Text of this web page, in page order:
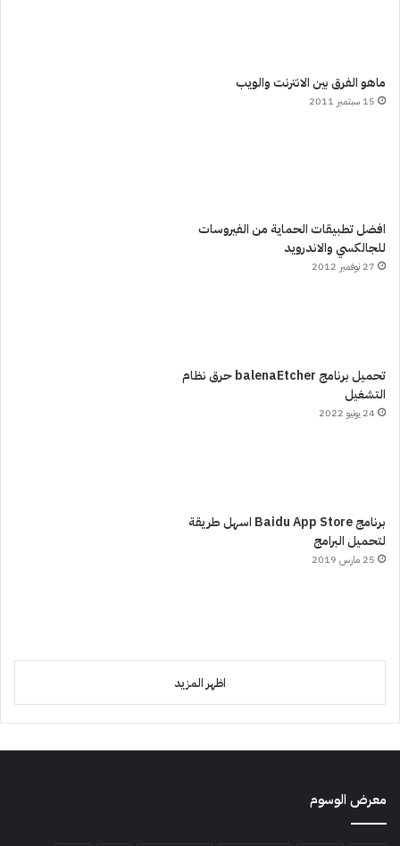
ماهو الفرق بين الانترنت والويب
15 سبتمبر 2011
افضل تطبيقات الحماية من الفيروسات
للجالكسي والاندرويد
27 نوفمبر 2012
تحميل برنامج balenaEtcher حرق نظام
التشغيل
24 يونيو 2022
برنامج Baidu App Store اسهل طريقة
لتحميل البرامج
25 مارس 2019
اظهر المزيد
معرض الوسوم